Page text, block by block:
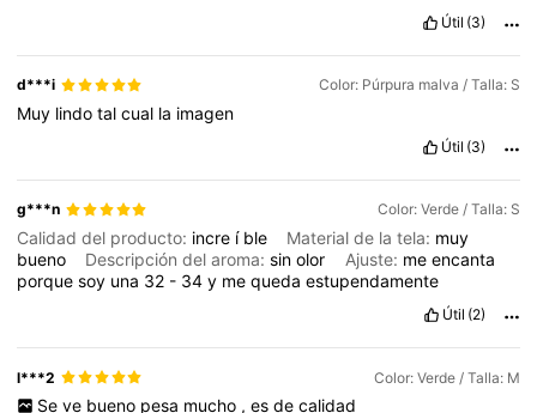
Útil (3)
d***i Color: Púrpura malva / Talla: S
Muy lindotalcual la imagen
Útil (3)
g***n Color: Verde / Talla: S
Calidad del producto: incre í ble Material de la tela: muy
bueno
Descripción del aroma:sinolor Ajuste: me encanta
porquesoy una 32 - 34y mequedaestupendamente
Útil (2)
l***2 Color: Verde / Talla: M
Se ve bueno pesa mucho , es de calidad